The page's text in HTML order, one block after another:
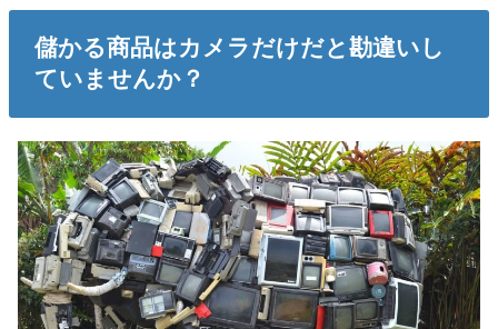
儲かる商品はカメラだけだと勘違いし
ていませんか？